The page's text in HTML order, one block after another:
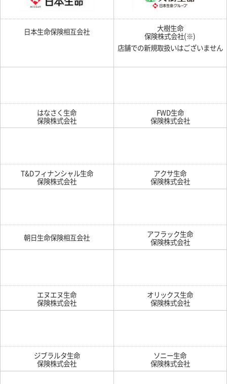
日本生命保険相互会社
大樹生命
保険株式会社(※)
店舗での新規取扱いはございません
はなさく生命
保険株式会社
FWD生命
保険株式会社
T&Dフィナンシャル生命
保険株式会社
アクサ生命
保険株式会社
朝日生命保険相互会社
アフラック生命
保険株式会社
エヌエヌ生命
保険株式会社
オリックス生命
保険株式会社
ジブラルタ生命
保険株式会社
ソニー生命
保険株式会社